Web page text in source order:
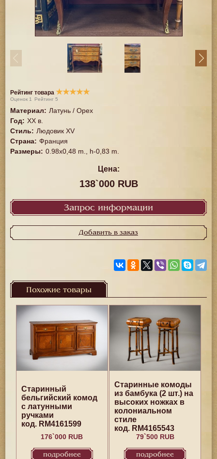
Рейтинг товара ★★★★★
Оценок 1 Рейтинг5
Материал: Латунь / Орех
Год: ХХ в.
Стиль: Людовик XV
Страна: Франция
Размеры: 0.98х0,48 m., h-0,83 m.
Цена:
138`000 RUB
Запрос информации
Добавить в заказ
Похожие товары
Старинный
бельгийский комод
с латунными
ручками
код. RM4161599
176`000 RUB
подробнее
Старинные комоды
из бамбука (2 шт.) на
высоких ножках в
колониальном
стиле
код. RM4165543
79`500 RUB
подробнее